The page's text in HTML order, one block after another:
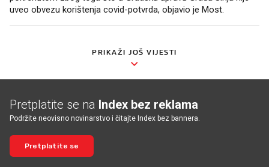
uveo obvezu korištenja covid-potvrda, objavio je Most.
PRIKAŽI JOŠ VIJESTI
Pretplatite se na Index bez reklama
Podržite neovisno novinarstvo i čitajte Index bez bannera.
Pretplatite se